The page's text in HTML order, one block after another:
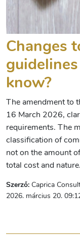
Changes
know?
The amendment to
16 March 2026,
requirements. The
classification of
not on the amount
total cost and nature.
Szerző: Caprica
2026. március 20.